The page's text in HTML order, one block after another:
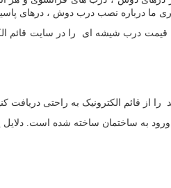
درباره نصب درب دوش ، درهای
درب شیشه ای را در سایت قائم
از قائم الکترونیک به راحتی دریافت
به ساختمان ساخته شده است. دلایل